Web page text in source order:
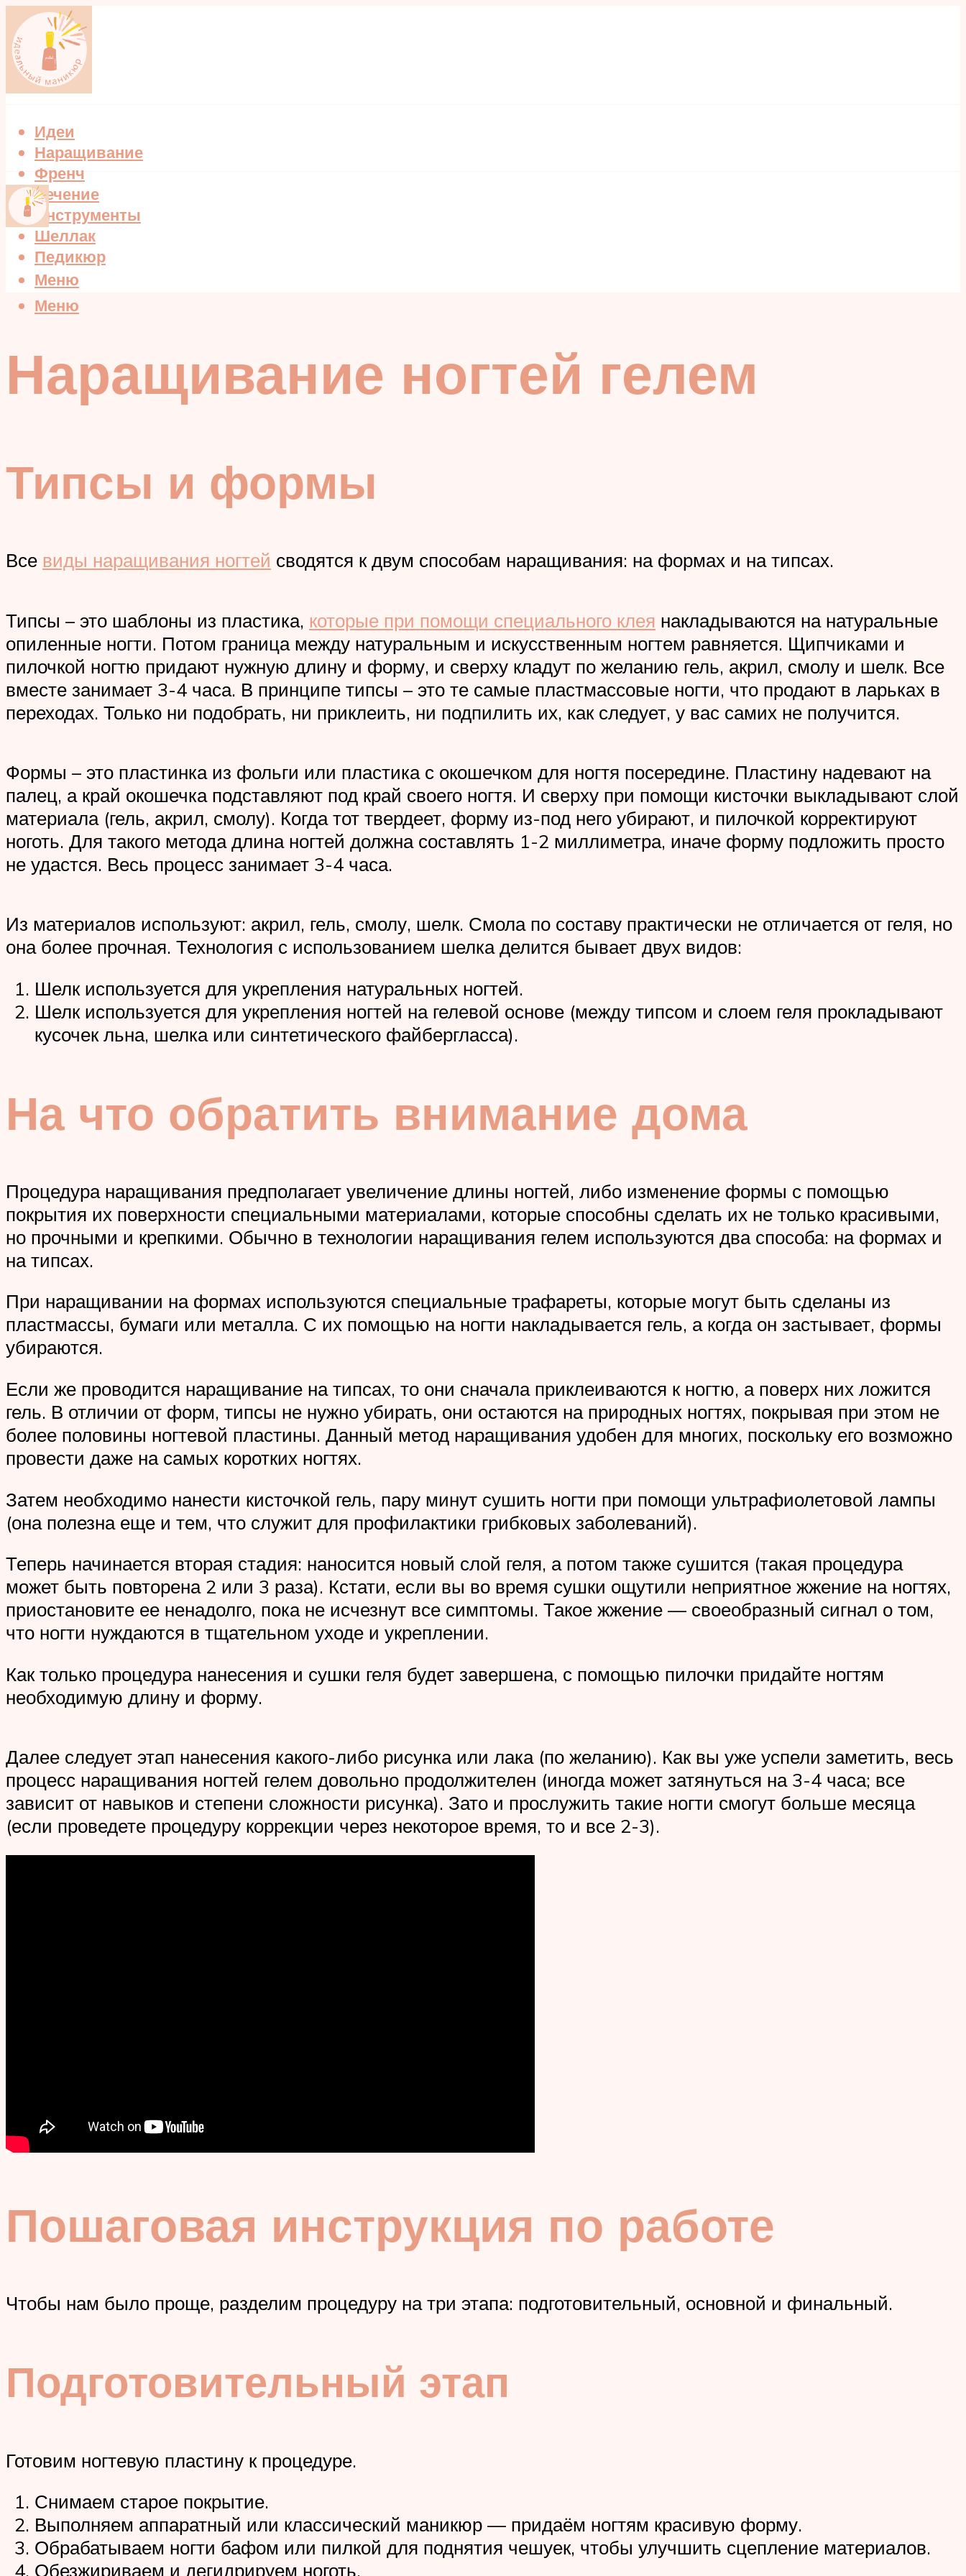
Идеи
Наращивание
Френч
Лечение
Инструменты
Шеллак
Педикюр
Меню
Меню
Наращивание ногтей гелем
Типсы и формы
Все виды наращивания ногтей сводятся к двум способам наращивания: на формах и на типсах.
Типсы – это шаблоны из пластика, которые при помощи специального клея накладываются на натуральные
опиленные ногти. Потом граница между натуральным и искусственным ногтем равняется. Щипчиками и
пилочкой ногтю придают нужную длину и форму, и сверху кладут по желанию гель, акрил, смолу и шелк. Все
вместе занимает 3-4 часа. В принципе типсы – это те самые пластмассовые ногти, что продают в ларьках в
переходах. Только ни подобрать, ни приклеить, ни подпилить их, как следует, у вас самих не получится.
Формы – это пластинка из фольги или пластика с окошечком для ногтя посередине. Пластину надевают на
палец, а край окошечка подставляют под край своего ногтя. И сверху при помощи кисточки выкладывают слой
материала (гель, акрил, смолу). Когда тот твердеет, форму из-под него убирают, и пилочкой корректируют
ноготь. Для такого метода длина ногтей должна составлять 1-2 миллиметра, иначе форму подложить просто
не удастся. Весь процесс занимает 3-4 часа.
Из материалов используют: акрил, гель, смолу, шелк. Смола по составу практически не отличается от геля, но
она более прочная. Технология с использованием шелка делится бывает двух видов:
Шелк используется для укрепления натуральных ногтей.
Шелк используется для укрепления ногтей на гелевой основе (между типсом и слоем геля прокладывают
кусочек льна, шелка или синтетического файбергласса).
На что обратить внимание дома
Процедура наращивания предполагает увеличение длины ногтей, либо изменение формы с помощью
покрытия их поверхности специальными материалами, которые способны сделать их не только красивыми,
но прочными и крепкими. Обычно в технологии наращивания гелем используются два способа: на формах и
на типсах.
При наращивании на формах используются специальные трафареты, которые могут быть сделаны из
пластмассы, бумаги или металла. С их помощью на ногти накладывается гель, а когда он застывает, формы
убираются.
Если же проводится наращивание на типсах, то они сначала приклеиваются к ногтю, а поверх них ложится
гель. В отличии от форм, типсы не нужно убирать, они остаются на природных ногтях, покрывая при этом не
более половины ногтевой пластины. Данный метод наращивания удобен для многих, поскольку его возможно
провести даже на самых коротких ногтях.
Затем необходимо нанести кисточкой гель, пару минут сушить ногти при помощи ультрафиолетовой лампы
(она полезна еще и тем, что служит для профилактики грибковых заболеваний).
Теперь начинается вторая стадия: наносится новый слой геля, а потом также сушится (такая процедура
может быть повторена 2 или 3 раза). Кстати, если вы во время сушки ощутили неприятное жжение на ногтях,
приостановите ее ненадолго, пока не исчезнут все симптомы. Такое жжение — своеобразный сигнал о том,
что ногти нуждаются в тщательном уходе и укреплении.
Как только процедура нанесения и сушки геля будет завершена, с помощью пилочки придайте ногтям
необходимую длину и форму.
Далее следует этап нанесения какого-либо рисунка или лака (по желанию). Как вы уже успели заметить, весь
процесс наращивания ногтей гелем довольно продолжителен (иногда может затянуться на 3-4 часа; все
зависит от навыков и степени сложности рисунка). Зато и прослужить такие ногти смогут больше месяца
(если проведете процедуру коррекции через некоторое время, то и все 2-3).
Пошаговая инструкция по работе
Чтобы нам было проще, разделим процедуру на три этапа: подготовительный, основной и финальный.
Подготовительный этап
Готовим ногтевую пластину к процедуре.
Снимаем старое покрытие.
Выполняем аппаратный или классический маникюр — придаём ногтям красивую форму.
Обрабатываем ногти бафом или пилкой для поднятия чешуек, чтобы улучшить сцепление материалов.
Обезжириваем и дегидрируем ноготь.